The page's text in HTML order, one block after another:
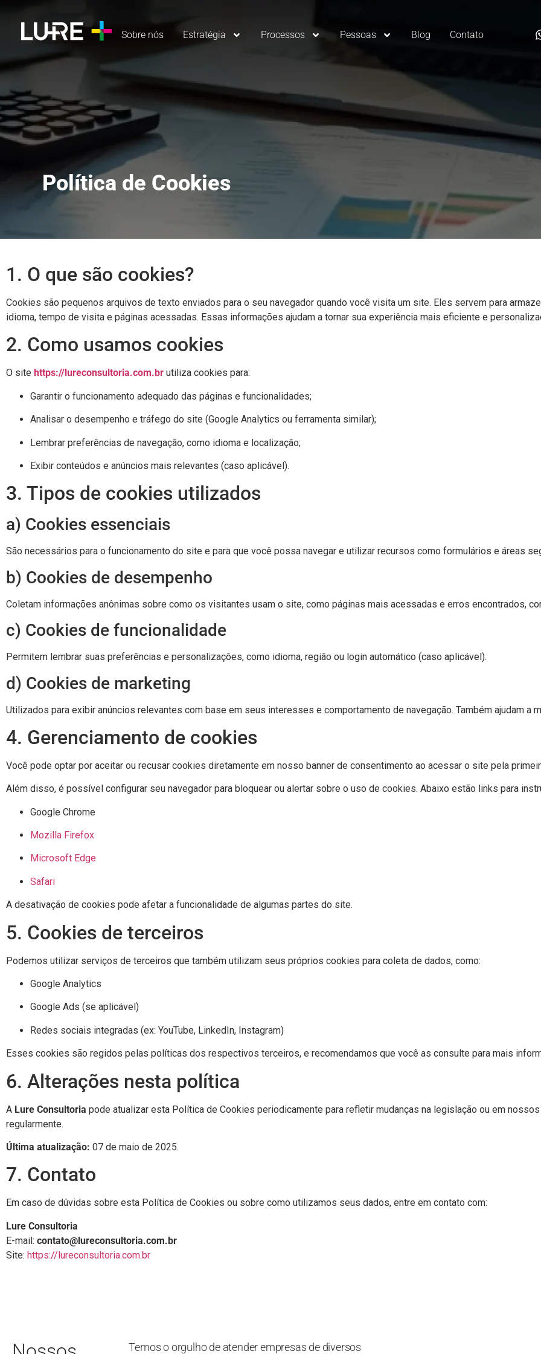
Sobre nós Estratégia Processos Pessoas Blog Contato
Política de Cookies
1. O que são cookies?
Cookies são pequenos arquivos de texto enviados para o seu navegador quando você visita um site. Eles servem para
idioma, tempo de visita e páginas acessadas. Essas informações ajudam a tornar sua experiência mais eficiente e
2. Como usamos cookies
O site https://lureconsultoria.com.br utiliza cookies para:
Garantir o funcionamento adequado das páginas e funcionalidades;
Analisar o desempenho e tráfego do site (Google Analytics ou ferramenta similar);
Lembrar preferências de navegação, como idioma e localização;
Exibir conteúdos e anúncios mais relevantes (caso aplicável).
3. Tipos de cookies utilizados
a) Cookies essenciais
São necessários para o funcionamento do site e para que você possa navegar e utilizar recursos como formulários e áreas
b) Cookies de desempenho
Coletam informações anônimas sobre como os visitantes usam o site, como páginas mais acessadas e erros encontrados,
c) Cookies de funcionalidade
Permitem lembrar suas preferências e personalizações, como idioma, região ou login automático (caso aplicável).
d) Cookies de marketing
Utilizados para exibir anúncios relevantes com base em seus interesses e comportamento de navegação. Também ajudam a
4. Gerenciamento de cookies
Você pode optar por aceitar ou recusar cookies diretamente em nosso banner de consentimento ao acessar o site pela
Além disso, é possível configurar seu navegador para bloquear ou alertar sobre o uso de cookies. Abaixo estão links para
Google Chrome
Mozilla Firefox
Microsoft Edge
Safari
A desativação de cookies pode afetar a funcionalidade de algumas partes do site.
5. Cookies de terceiros
Podemos utilizar serviços de terceiros que também utilizam seus próprios cookies para coleta de dados, como:
Google Analytics
Google Ads (se aplicável)
Redes sociais integradas (ex: YouTube, LinkedIn, Instagram)
Esses cookies são regidos pelas políticas dos respectivos terceiros, e recomendamos que você as consulte para mais
6. Alterações nesta política
A Lure Consultoria pode atualizar esta Política de Cookies periodicamente para refletir mudanças na legislação ou em
regularmente.
Última atualização: 07 de maio de 2025.
7. Contato
Em caso de dúvidas sobre esta Política de Cookies ou sobre como utilizamos seus dados, entre em contato com:
Lure Consultoria
E-mail: contato@lureconsultoria.com.br
Site: https://lureconsultoria.com.br
Temos o orgulho de atender empresas de diversos